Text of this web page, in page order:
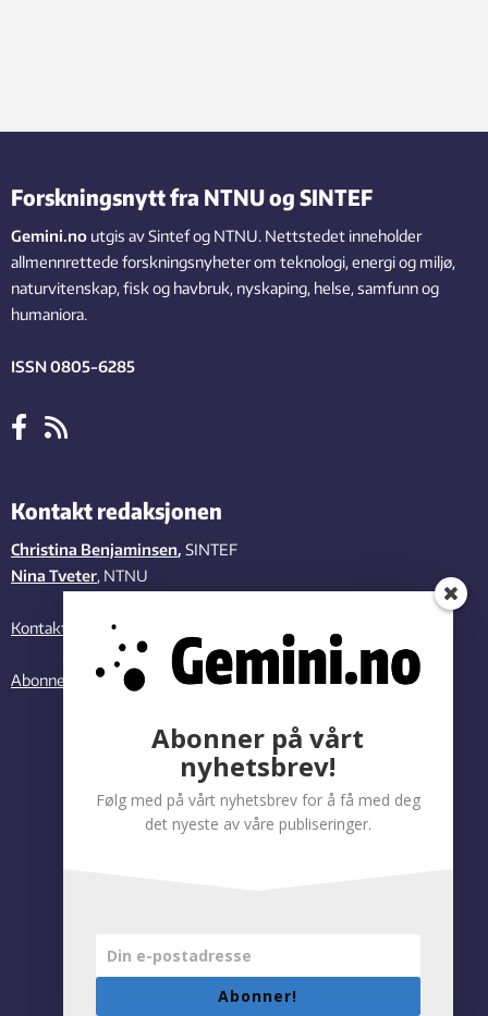
Forskningsnytt fra NTNU og SINTEF
Gemini.no utgis av Sintef og NTNU. Nettstedet inneholder
allmennrettede forskningsnyheter om teknologi, energi og miljø,
naturvitenskap, fisk og havbruk, nyskaping, helse, samfunn og
humaniora.
ISSN 0805-6285
Kontakt redaksjonen
Christina Benjaminsen, SINTEF
Nina Tveter, NTNU
Kontakt oss
Abonner på vårt nyhetsbrev
Abonner på vårt
nyhetsbrev!
Følg med på vårt nyhetsbrev for å få med deg
det nyeste av våre publiseringer.
Abonner!